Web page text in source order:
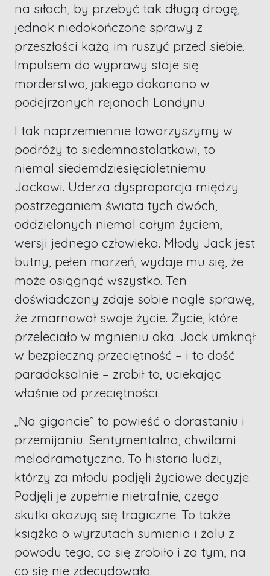
na siłach, by przebyć tak długą drogę,
jednak niedokończone sprawy z
przeszłości każą im ruszyć przed siebie.
Impulsem do wyprawy staje się
morderstwo, jakiego dokonano w
podejrzanych rejonach Londynu.
I tak naprzemiennie towarzyszymy w
podróży to siedemnastolatkowi, to
niemal siedemdziesięcioletniemu
Jackowi. Uderza dysproporcja między
postrzeganiem świata tych dwóch,
oddzielonych niemal całym życiem,
wersji jednego człowieka. Młody Jack jest
butny, pełen marzeń, wydaje mu się, że
może osiągnąć wszystko. Ten
doświadczony zdaje sobie nagle sprawę,
że zmarnował swoje życie. Życie, które
przeleciało w mgnieniu oka. Jack umknął
w bezpieczną przeciętność – i to dość
paradoksalnie – zrobił to, uciekając
właśnie od przeciętności.
„Na gigancie” to powieść o dorastaniu i
przemijaniu. Sentymentalna, chwilami
melodramatyczna. To historia ludzi,
którzy za młodu podjęli życiowe decyzje.
Podjęli je zupełnie nietrafnie, czego
skutki okazują się tragiczne. To także
książka o wyrzutach sumienia i żalu z
powodu tego, co się zrobiło i za tym, na
co się nie zdecydowało.